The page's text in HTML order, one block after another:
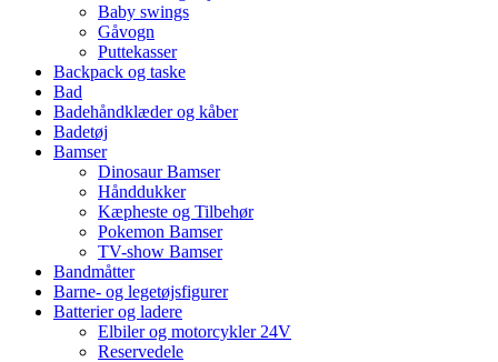
Baby swings
Gåvogn
Puttekasser
Backpack og taske
Bad
Badehåndklæder og kåber
Badetøj
Bamser
Dinosaur Bamser
Hånddukker
Kæpheste og Tilbehør
Pokemon Bamser
TV-show Bamser
Bandmåtter
Barne- og legetøjsfigurer
Batterier og ladere
Elbiler og motorcykler 24V
Reservedele